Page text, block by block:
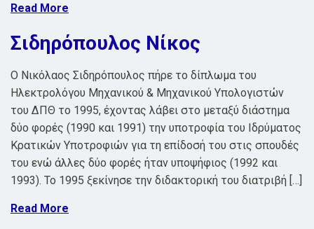
Read More
Σιδηρόπουλος Νίκος
Ο Νικόλαος Σιδηρόπουλος πήρε το δίπλωμα του
Ηλεκτρολόγου Μηχανικού & Μηχανικού Υπολογιστών
του ΔΠΘ το 1995, έχοντας λάβει στο μεταξύ διάστημα
δύο φορές (1990 και 1991) την υποτροφία του Ιδρύματος
Κρατικών Υποτροφιών για τη επίδοσή του στις σπουδές
του ενώ άλλες δύο φορές ήταν υποψήφιος (1992 και
1993). Το 1995 ξεκίνησε την διδακτορική του διατριβή […]
Read More